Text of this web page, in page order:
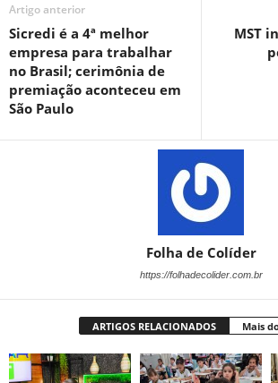
Artigo anterior
Sicredi é a 4ª melhor
empresa para trabalhar
no Brasil; cerimônia de
premiação aconteceu em
São Paulo
MST
Folha de Colíder
https://folhadecolider.com.br
ARTIGOS RELACIONADOS Mais